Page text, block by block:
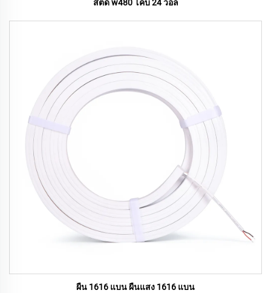
สตด w480 โคบ 24 วอล
ผืน 1616 แบน ผืนแสง 1616 แบน